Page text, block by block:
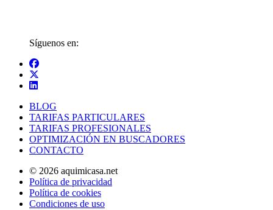
Síguenos en:
BLOG
TARIFAS PARTICULARES
TARIFAS PROFESIONALES
OPTIMIZACIÓN EN BUSCADORES
CONTACTO
© 2026 aquimicasa.net
Política de privacidad
Política de cookies
Condiciones de uso